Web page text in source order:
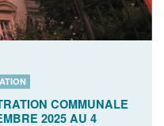
COMMUNALE
2025 AU 4